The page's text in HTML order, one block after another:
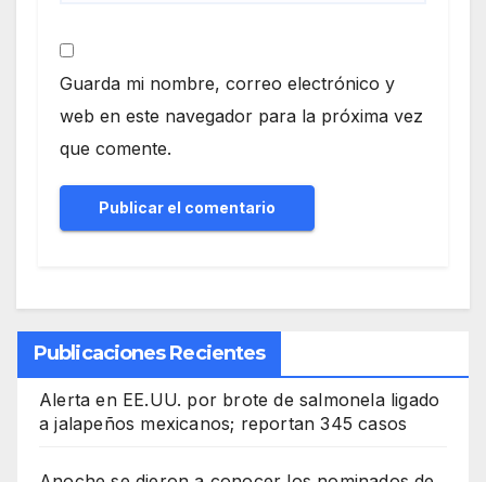
Guarda mi nombre, correo electrónico y
web en este navegador para la próxima vez
que comente.
Publicaciones Recientes
Alerta en EE.UU. por brote de salmonela ligado
a jalapeños mexicanos; reportan 345 casos